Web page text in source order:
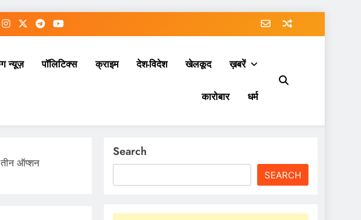
न्यूज़ पॉलिटिक्स क्राइम देश-विदेश खेलकूद ख़बरें
कारोबार धर्म
ऑप्शन
Search
SEARCH